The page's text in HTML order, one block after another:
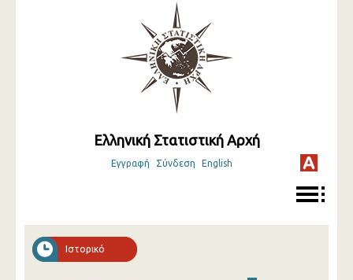
Ελληνική Στατιστική Αρχή
Εγγραφή Σύνδεση English
Ιστορικό